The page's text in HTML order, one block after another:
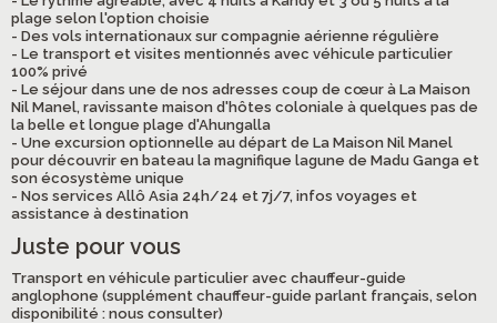
plage selon l'option choisie
- Des vols internationaux sur compagnie aérienne régulière
- Le transport et visites mentionnés avec véhicule particulier
100% privé
- Le séjour dans une de nos adresses coup de cœur à La Maison
Nil Manel, ravissante maison d'hôtes coloniale à quelques pas de
la belle et longue plage d'Ahungalla
- Une excursion optionnelle au départ de La Maison Nil Manel
pour découvrir en bateau la magnifique lagune de Madu Ganga et
son écosystème unique
- Nos services Allô Asia 24h/24 et 7j/7, infos voyages et
assistance à destination
Juste pour vous
Transport en véhicule particulier avec chauffeur-guide
anglophone (supplément chauffeur-guide parlant français, selon
disponibilité : nous consulter)